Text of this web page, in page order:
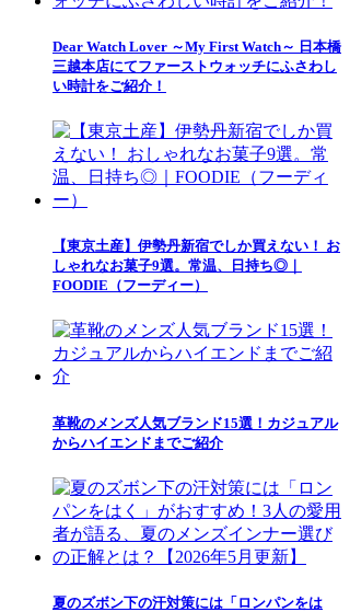
Dear Watch Lover ～My First Watch～ 日本橋
三越本店にてファーストウォッチにふさわし
い時計をご紹介！
【東京土産】伊勢丹新宿でしか買えない！ お
しゃれなお菓子9選。常温、日持ち◎｜
FOODIE（フーディー）
革靴のメンズ人気ブランド15選！カジュアル
からハイエンドまでご紹介
夏のズボン下の汗対策には「ロンパンをは